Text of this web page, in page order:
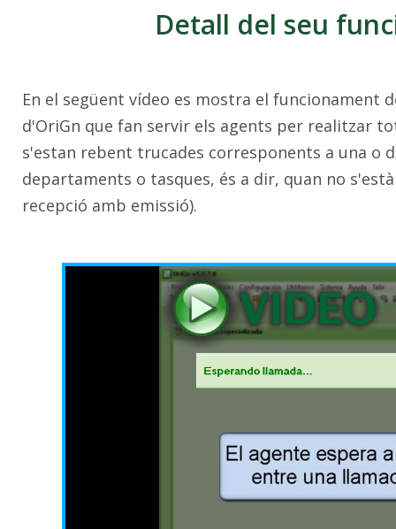
Detall del seu
En el següent vídeo es mostra el funcionament
d'OriGn que fan servir els agents per realitzar
s'estan rebent trucades corresponents a una o
departaments o tasques, és a dir, quan no
recepció amb emissió).